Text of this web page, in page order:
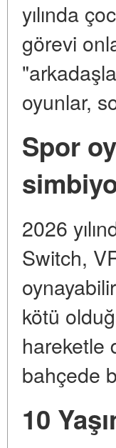
yılında
görevi
oyunlar,
Spor
2026
Switch,
kötü
hareketle
bahçede
10